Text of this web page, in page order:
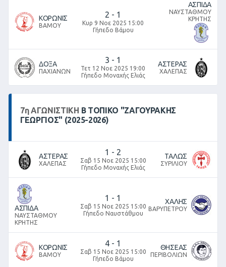
ΚΟΡΩΝΙΣ
ΒΑΜΟΥ
2 - 1
Κυρ 9 Νοε 2025 15:00
Γήπεδο Βάμου
ΑΣΠΙΔΑ
ΝΑΥΣΤΑΘΜΟΥ
ΚΡΗΤΗΣ
ΔΟΞΑ
ΠΑΧΙΑΝΩΝ
3 - 1
Τετ 12 Νοε 2025 19:00
Γήπεδο Μοναχής Ελιάς
ΑΣΤΕΡΑΣ
ΧΑΛΕΠΑΣ
7ηΑΓΩΝΙΣΤΙΚΉ Β ΤΟΠΙΚΌ "ΖΑΓΟΥΡΑΚΗΣ
ΓΕΩΡΓΙΟΣ" (2025-2026)
ΑΣΤΕΡΑΣ
ΧΑΛΕΠΑΣ
1 - 2
Σαβ 15 Νοε 2025 15:00
Γήπεδο Μοναχής Ελιάς
ΤΑΛΩΣ
ΣΥΡΙΛΙΟΥ
ΑΣΠΙΔΑ
ΝΑΥΣΤΑΘΜΟΥ
ΚΡΗΤΗΣ
1 - 1
Σαβ 15 Νοε 2025 15:00
Γήπεδο Ναυστάθμου
ΧΑΛΗΣ
ΒΑΡΥΠΕΤΡΟΥ
ΚΟΡΩΝΙΣ
ΒΑΜΟΥ
4 - 1
Σαβ 15 Νοε 2025 15:00
Γήπεδο Βάμου
ΘΗΣΕΑΣ
ΠΕΡΙΒΟΛΙΩΝ